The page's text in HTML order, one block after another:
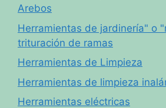
Arebos
Herramientas de jardinería" o
trituración de ramas
Herramientas de Limpieza
Herramientas de limpieza
Herramientas eléctricas